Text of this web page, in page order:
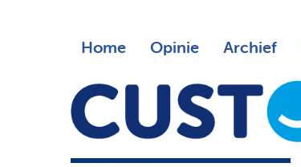
Home Opinie Archief